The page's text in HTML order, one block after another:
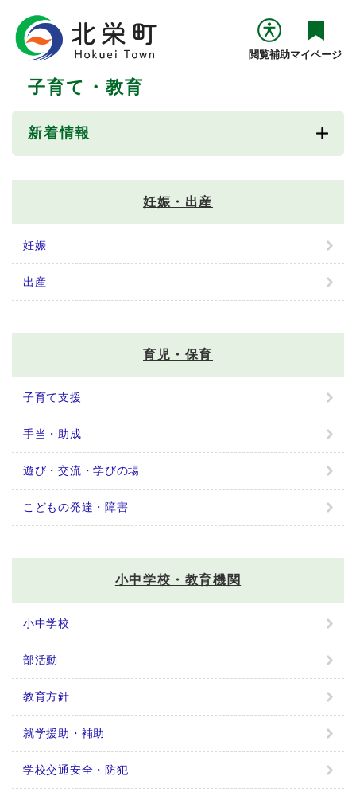
閲覧補助マイページ
文
子育て・教育
新着情報
妊娠・出産
妊娠
出産
育児・保育
子育て支援
手当・助成
遊び・交流・学びの場
こどもの発達・障害
小中学校・教育機関
小中学校
部活動
教育方針
就学援助・補助
学校交通安全・防犯